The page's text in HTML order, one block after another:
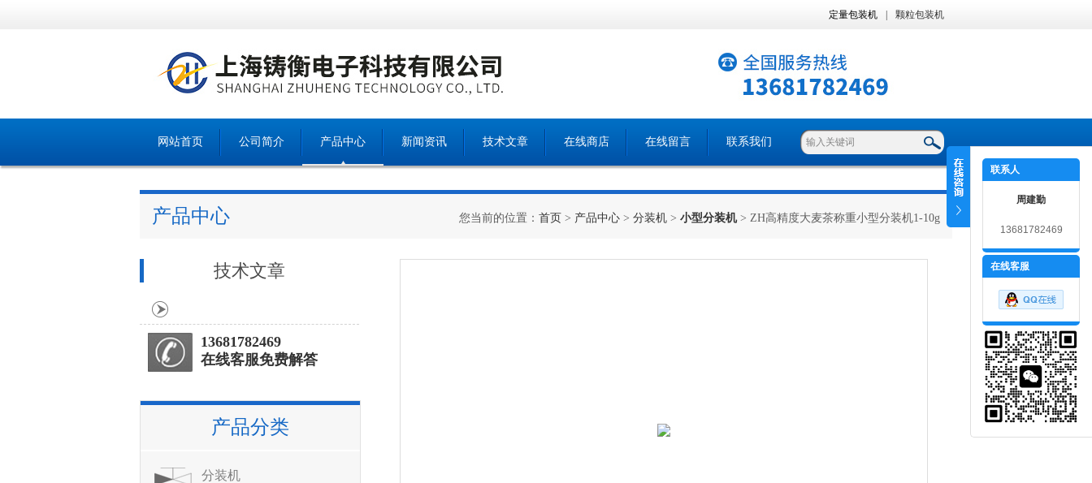
定量包装机 颗粒包装机
网站首页 公司简介 产品中心 新闻资讯 技术文章 在线商店 在线留言 联系我们
产品中心 您当前的位置： 首页 > 产品中心 > 分装机 > 小型分装机> ZH高精度大麦茶称重小型分装机1-10g
技术文章
13681782469
在线客服免费解答
产品分类
分装机
联系人
周建勤
13681782469
在线客服